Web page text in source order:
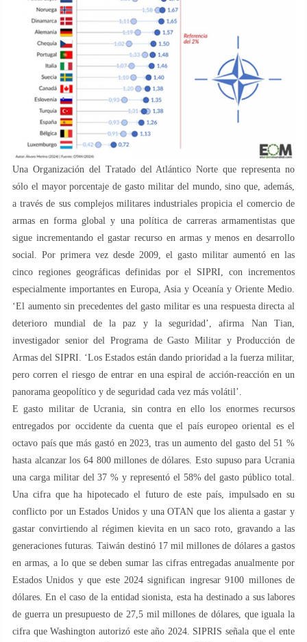
Una Organización del Tratado del Atlántico Norte que representa no
sólo el mayor porcentaje de gasto militar del mundo, sino que, además,
a través de sus complejos militares industriales propicia el comercio de
armas en forma global y una política de carreras armamentistas que
sigue incrementando el gastar recurso en armas y menos en desarrollo
social. Por primera vez desde 2009, el gasto militar aumentó en las
cinco regiones geográficas definidas por el SIPRI, con incrementos
especialmente importantes en Europa, Asia y Oceanía y Oriente Medio.
‘El aumento sin precedentes del gasto militar es una respuesta directa al
deterioro mundial de la paz y la seguridad’, afirma Nan Tian,
investigador senior del Programa de Gasto Militar y Producción de
Armas del SIPRI. ‘Los Estados están dando prioridad a la fuerza militar,
pero corren el riesgo de entrar en una espiral de acción-reacción en un
panorama geopolítico y de seguridad cada vez más volátil’.
E gasto militar de Ucrania, sin contra en ello los enormes recursos
entregados por occidente da cuenta que el país europeo oriental es el
octavo país que más gastó en 2023, tras un aumento del gasto del 51 %
hasta alcanzar los 64 800 millones de dólares. Esto supuso para Ucrania
una carga militar del 37 % y representó el 58% del gasto público total.
Una cifra que ha hipotecado el futuro de este país, impulsado en su
conflicto por un Estados Unidos y una OTAN que los alienta a gastar y
gastar convirtiendo al régimen kievita en un saco roto, gravando a las
generaciones futuras. Taiwán destinó 17 mil millones de dólares a gastos
en armas, a lo que se deben sumar las cifras entregadas anualmente por
Estados Unidos y que este 2024 significan ingresar 9100 millones de
dólares. En el caso de la entidad sionista, esta ha destinado a sus labores
de guerra un presupuesto de 27,5 mil millones de dólares, que iguala la
cifra que Washington autorizó este año 2024. SIPRIS señala que el ente